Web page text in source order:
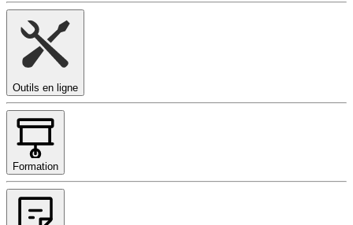
Outils en ligne
Formation